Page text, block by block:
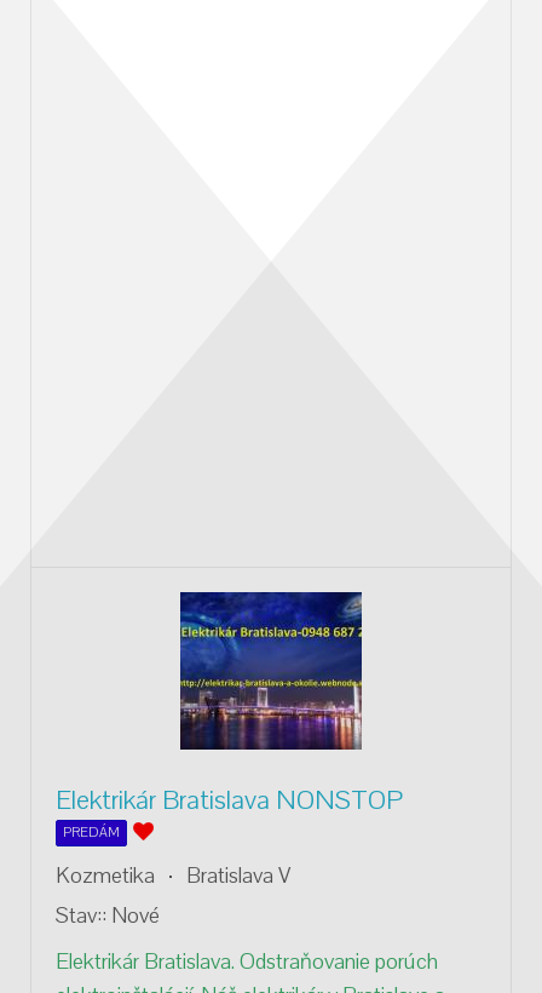
Elektrikár Bratislava NONSTOP
PREDÁM
Kozmetika
Bratislava V
Stav:: Nové
Elektrikár Bratislava. Odstraňovanie porúch